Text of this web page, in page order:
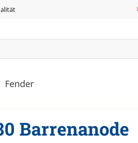
Fender
Barrenanode